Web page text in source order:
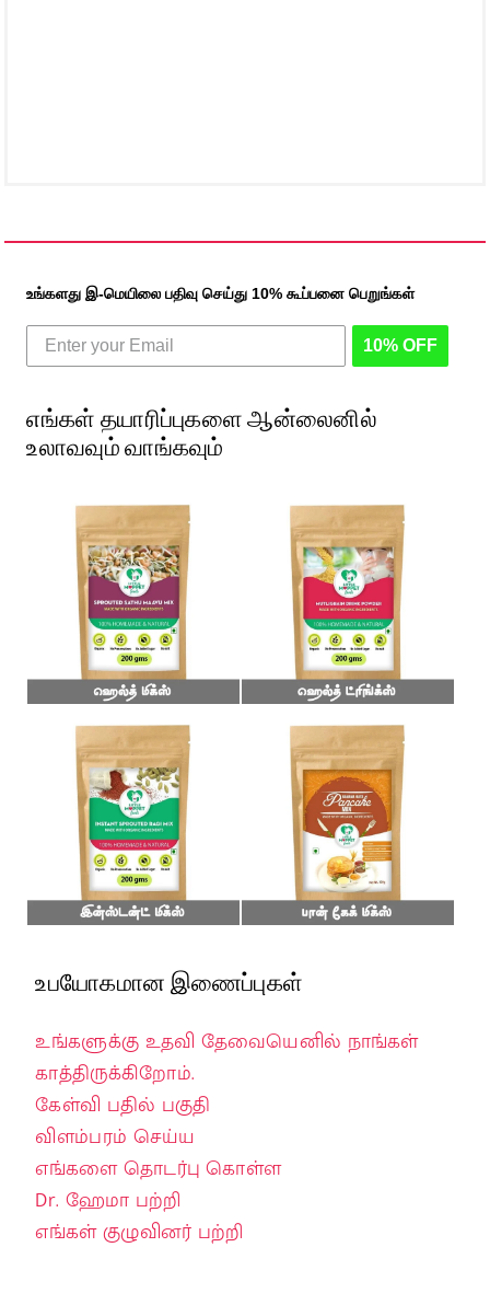
உங்களது இ-மெயிலை பதிவு செய்து 10% கூப்பனை பெறுங்கள்
10% OFF
எங்கள் தயாரிப்புகளை ஆன்லைனில்
உலாவவும் வாங்கவும்
உபயோகமான இணைப்புகள்
உங்களுக்கு உதவி தேவையெனில் நாங்கள்
காத்திருக்கிறோம்.
கேள்வி பதில் பகுதி
விளம்பரம் செய்ய
எங்களை தொடர்பு கொள்ள
Dr. ஹேமா பற்றி
எங்கள் குழுவினர் பற்றி